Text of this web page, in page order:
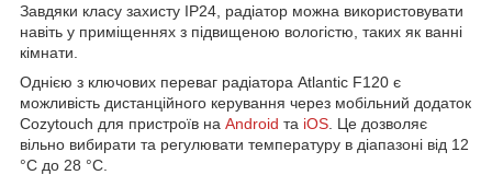
Завдяки класу захисту IP24, радіатор можна використовувати
навіть у приміщеннях з підвищеною вологістю, таких як ванні
кімнати.
Однією з ключових переваг радіатора Atlantic F120 є
можливість дистанційного керування через мобільний додаток
Cozytouch для пристроїв на Android та iOS . Це дозволяє
вільно вибирати та регулювати температуру в діапазоні від 12
°C до 28 °C.